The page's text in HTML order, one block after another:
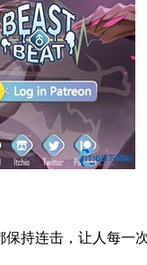
持连击，让人每一